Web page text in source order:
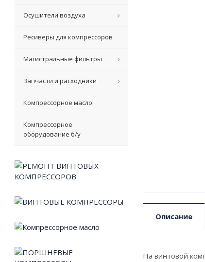
Описание
На винтовой
Осушители воздуха
Ресиверы для компрессоров
Магистральные фильтры
Запчасти и расходники
Компрессорное масло
Компрессорное
оборудование б/у